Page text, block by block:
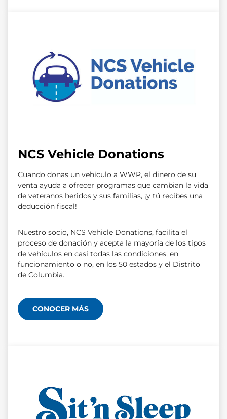
NCS Vehicle Donations
Cuando donas un vehículo a WWP, el dinero de su
venta ayuda a ofrecer programas que cambian la vida
de veteranos heridos y sus familias, ¡y tú recibes una
deducción fiscal!
Nuestro socio, NCS Vehicle Donations, facilita el
proceso de donación y acepta la mayoría de los tipos
de vehículos en casi todas las condiciones, en
funcionamiento o no, en los 50 estados y el Distrito
de Columbia.
CONOCER MÁS